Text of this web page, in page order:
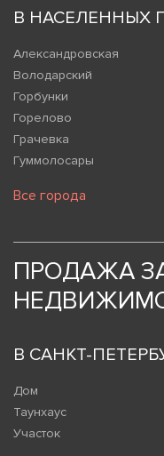
В НАСЕЛЕННЫХ
Александровская
Володарский
Горбунки
Горелово
Грачевка
Гуммолосары
Все города
ПРОДАЖА
В САНКТ-
Дом
Таунхаус
Участок